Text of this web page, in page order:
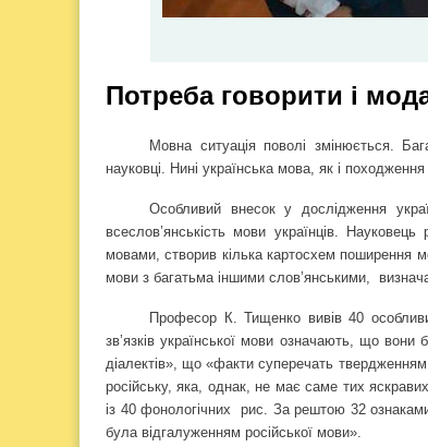
Потреба говорити і
Мовна ситуація поволі змінюється.
науковці. Нині українська мова, як і
Особливий внесок у дослідження
всеслов’янськість мови українців.
мовами, створив кілька картосхем поширення
мови з багатьма іншими слов’янськими,
Професор К. Тищенко вивів 40
зв’язків української мови означають, що
діалектів», що «факти суперечать твердженням
російську, яка, однак, не має саме тих
із 40 фонологічних
рис. За рештою 32 ознаками
була відгалуженням російської мови».